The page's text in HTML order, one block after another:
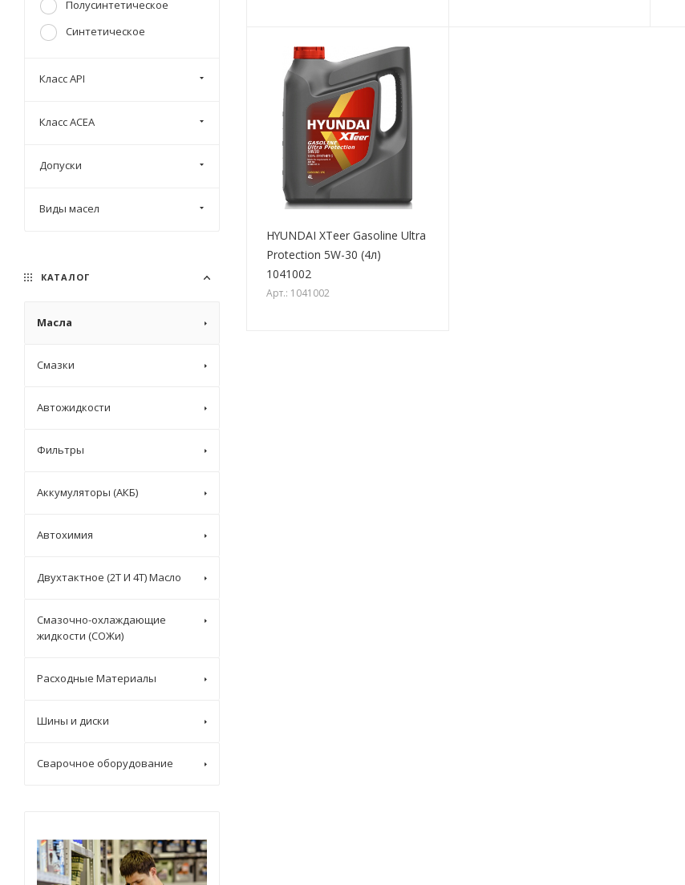
HYUNDAI XTeer Gasoline Ultra
Protection 5W-30 (4л)
1041002
Арт.: 1041002
Полусинтетическое
Синтетическое
Класс API
Класс ACEA
Допуски
Виды масел
КАТАЛОГ
Масла
Смазки
Автожидкости
Фильтры
Аккумуляторы (АКБ)
Автохимия
Двухтактное (2T И 4T) Масло
Смазочно-охлаждающие
жидкости (СОЖи)
Расходные Материалы
Шины и диски
Сварочное оборудование